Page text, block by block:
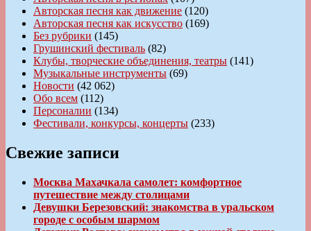
Авторская песня как движение (120)
Авторская песня как искусство (169)
Без рубрики (145)
Грушинский фестиваль (82)
Клубы, творческие объединения, театры (141)
Музыкальные инструменты (69)
Новости (42 062)
Обо всем (112)
Персоналии (134)
Фестивали, конкурсы, концерты (233)
Свежие записи
Москва Махачкала самолет: комфортное
путешествие между столицами
Девушки Березовский: знакомства в уральском
городе с особым шармом